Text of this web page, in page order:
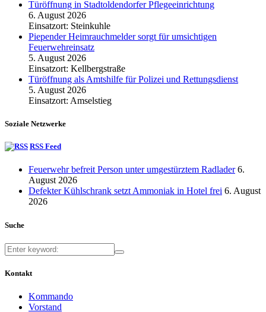
Türöffnung in Stadtoldendorfer Pflegeeinrichtung
6. August 2026
Einsatzort: Steinkuhle
Piepender Heimrauchmelder sorgt für umsichtigen
Feuerwehreinsatz
5. August 2026
Einsatzort: Kellbergstraße
Türöffnung als Amtshilfe für Polizei und Rettungsdienst
5. August 2026
Einsatzort: Amselstieg
Soziale Netzwerke
RSS Feed
Feuerwehr befreit Person unter umgestürztem Radlader 6.
August 2026
Defekter Kühlschrank setzt Ammoniak in Hotel frei 6. August
2026
Suche
Kontakt
Kommando
Vorstand